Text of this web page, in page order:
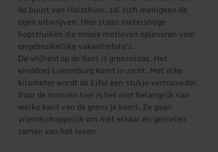
de buurt van Holsthum, zal zich menigeen de
ogen uitwrijven. Hier staan metershoge
hopstruiken die mooie motieven opleveren voor
ongebruikelijke vakantiefoto's.
De vrijheid op de fiets is grenzeloos. Het
einddoel Luxemburg komt in zicht. Met elke
kilometer wordt de Eifel een stukje vertrouwder.
Voor de mensen hier is het niet belangrijk van
welke kant van de grens je komt. Ze gaan
vriendschappelijk om met elkaar en genieten
samen van het leven.